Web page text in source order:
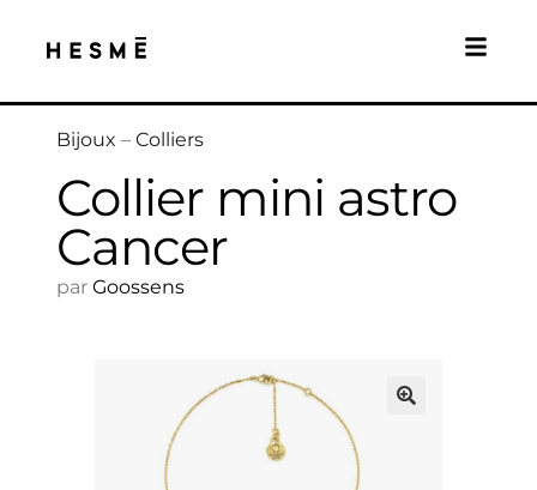
Bijoux – Colliers
Collier mini astro
Cancer
par Goossens